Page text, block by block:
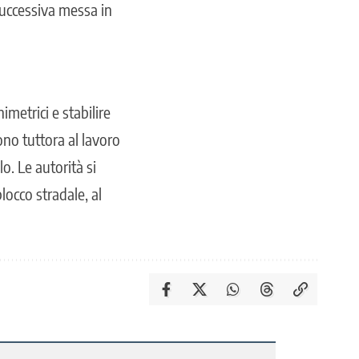
messa in
e stabilire
tuttora al lavoro
Le autorità si
stradale, al